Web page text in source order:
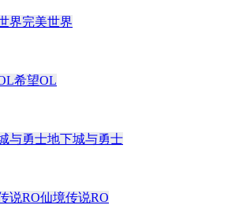
完美世界
希望OL
地下城与勇士
仙境传说RO